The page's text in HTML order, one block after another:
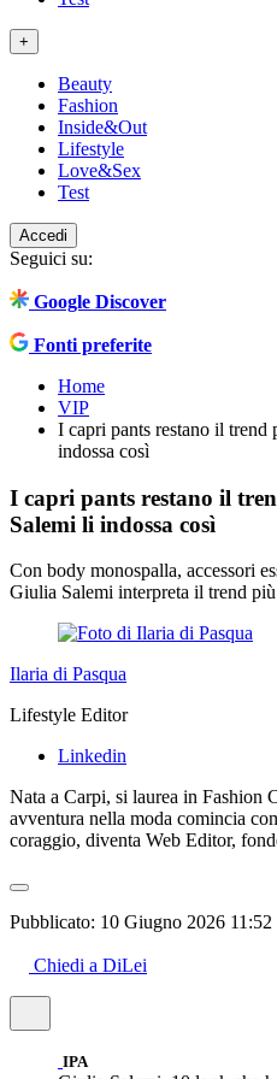
+
Beauty
Fashion
Inside&Out
Lifestyle
Love&Sex
Test
Accedi
Seguici su:
Google Discover
Fonti preferite
Home
VIP
I capri pants restano il
indossa così
I capri pants restano il
Salemi li indossa così
Con body monospalla, accessori
Giulia Salemi interpreta il trend
Ilaria di Pasqua
Lifestyle Editor
Linkedin
Nata a Carpi, si laurea in Fashion
avventura nella moda comincia
coraggio, diventa Web Editor,
Pubblicato: 10 Giugno 2026 11:52
Chiedi a DiLei
IPA